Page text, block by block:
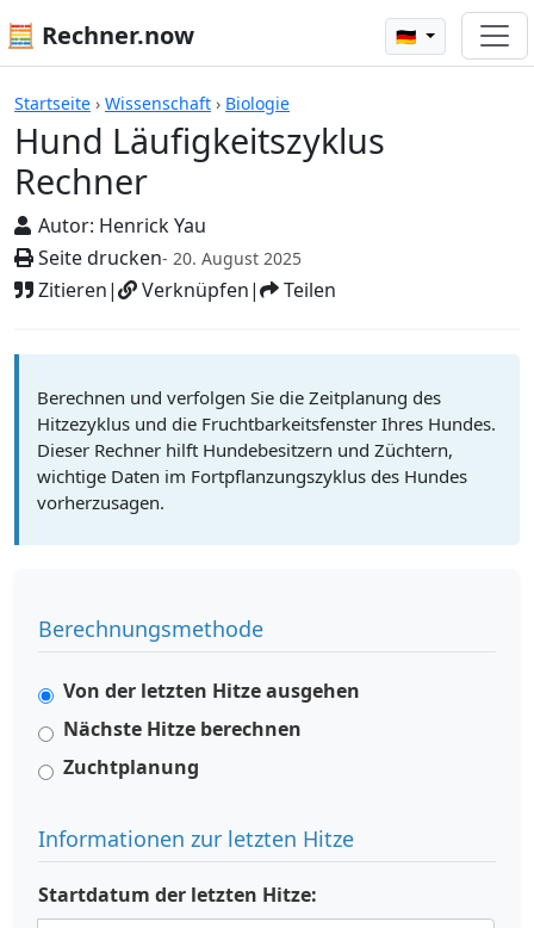
🧮 Rechner.now 🇩🇪
Startseite › Wissenschaft › Biologie
Hund Läufigkeitszyklus
Rechner
Autor: Henrick Yau
Seite drucken- 20. August 2025
Zitieren| Verknüpfen| Teilen
Rechner
Berechnen und verfolgen Sie die Zeitplanung des
Hitzezyklus und die Fruchtbarkeitsfenster Ihres Hundes.
Dieser Rechner hilft Hundebesitzern und Züchtern,
wichtige Daten im Fortpflanzungszyklus des Hundes
vorherzusagen.
Berechnungsmethode
Von der letzten Hitze ausgehen
Nächste Hitze berechnen
Zuchtplanung
Informationen zur letzten Hitze
Startdatum der letzten Hitze: